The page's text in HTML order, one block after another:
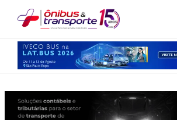
conteúdo